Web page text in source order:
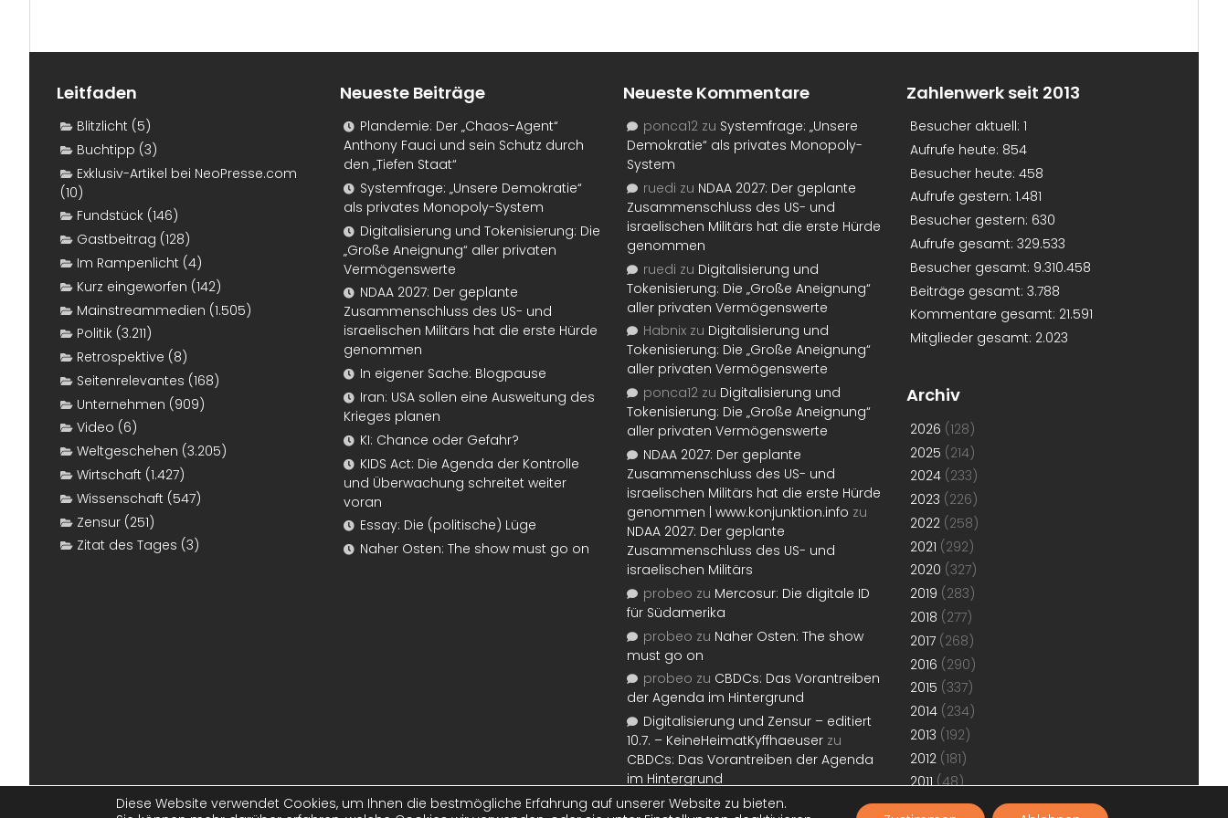
Leitfaden
Blitzlicht (5)
Buchtipp (3)
Exklusiv-Artikel bei NeoPresse.com
(10)
Fundstück (146)
Gastbeitrag (128)
Im Rampenlicht (4)
Kurz eingeworfen (142)
Mainstreammedien (1.505)
Politik (3.211)
Retrospektive (8)
Seitenrelevantes (168)
Unternehmen (909)
Video (6)
Weltgeschehen (3.205)
Wirtschaft (1.427)
Wissenschaft (547)
Zensur (251)
Zitat des Tages (3)
Neueste Beiträge
Plandemie: Der „Chaos-Agent“
Anthony Fauci und sein Schutz durch
den „Tiefen Staat“
Systemfrage: „Unsere Demokratie“
als privates Monopoly-System
Digitalisierung und Tokenisierung: Die
„Große Aneignung“ aller privaten
Vermögenswerte
NDAA 2027: Der geplante
Zusammenschluss des US- und
israelischen Militärs hat die erste Hürde
genommen
In eigener Sache: Blogpause
Iran: USA sollen eine Ausweitung des
Krieges planen
KI: Chance oder Gefahr?
KIDS Act: Die Agenda der Kontrolle
und Überwachung schreitet weiter
voran
Essay: Die (politische) Lüge
Naher Osten: The show must go on
Neueste Kommentare
ponca12 zu Systemfrage: „Unsere
Demokratie“ als privates Monopoly-
System
ruedi zu NDAA 2027: Der geplante
Zusammenschluss des US- und
israelischen Militärs hat die erste Hürde
genommen
ruedi zu Digitalisierung und
Tokenisierung: Die „Große Aneignung“
aller privaten Vermögenswerte
Habnix zu Digitalisierung und
Tokenisierung: Die „Große Aneignung“
aller privaten Vermögenswerte
ponca12 zu Digitalisierung und
Tokenisierung: Die „Große Aneignung“
aller privaten Vermögenswerte
NDAA 2027: Der geplante
Zusammenschluss des US- und
israelischen Militärs hat die erste Hürde
genommen | www.konjunktion.info zu
NDAA 2027: Der geplante
Zusammenschluss des US- und
israelischen Militärs
probeo zu Mercosur: Die digitale ID
für Südamerika
probeo zu Naher Osten: The show
must go on
probeo zu CBDCs: Das Vorantreiben
der Agenda im Hintergrund
Digitalisierung und Zensur – editiert
10.7. – KeineHeimatKyffhaeuser zu
CBDCs: Das Vorantreiben der Agenda
im Hintergrund
Zahlenwerk seit 2013
Besucher aktuell: 1
Aufrufe heute: 854
Besucher heute: 458
Aufrufe gestern: 1.481
Besucher gestern: 630
Aufrufe gesamt: 329.533
Besucher gesamt: 9.310.458
Beiträge gesamt: 3.788
Kommentare gesamt: 21.591
Mitglieder gesamt: 2.023
Archiv
2026 (128)
2025 (214)
2024 (233)
2023 (226)
2022 (258)
2021 (292)
2020 (327)
2019 (283)
2018 (277)
2017 (268)
2016 (290)
2015 (337)
2014 (234)
2013 (192)
2012 (181)
2011(48)
Diese Website verwendet Cookies, um Ihnen die bestmögliche Erfahrung auf unserer Website zu bieten.